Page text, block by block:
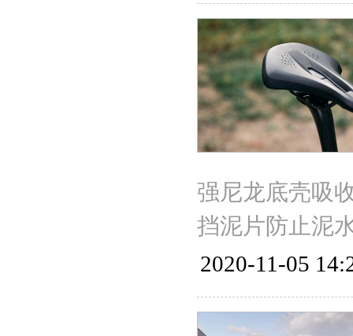
强尼龙底壳吸
挡泥片防止泥
2020-11-05